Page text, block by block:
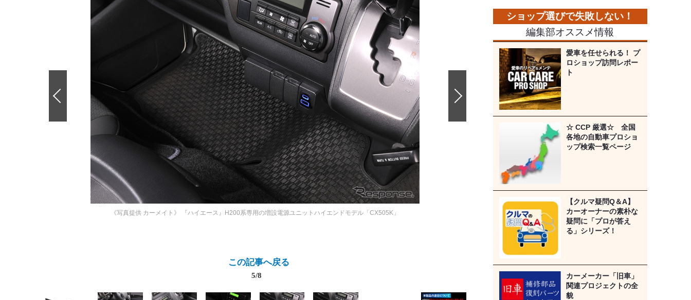
《写真提供 カーメイト》 『ハイエース』H200系専用の増設電源ユニットハイエンドモデル「CX505K」
この記事へ戻る
5/8
編集部オススメ情報
愛車を任せられる！ プ
ロショップ訪問レポー
ト
☆ CCP 厳選☆ 全国
各地の自動車プロショ
ップ検索一覧ページ
【クルマ疑問Q＆A】
カーオーナーの素朴な
疑問に「プロが答え
る」シリーズ！
カーメーカー「旧車」
関連プロジェクトの全
貌